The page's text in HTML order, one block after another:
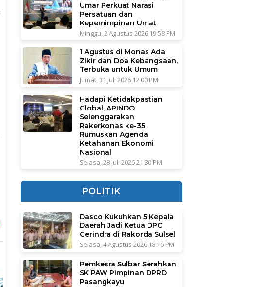
Umar Perkuat Narasi
Persatuan dan
Kepemimpinan Umat
Minggu, 2 Agustus 2026 19:58 PM
1 Agustus di Monas Ada
Zikir dan Doa Kebangsaan,
Terbuka untuk Umum
Jumat, 31 Juli 2026 12:00 PM
Hadapi Ketidakpastian
Global, APINDO
Selenggarakan
Rakerkonas ke-35
Rumuskan Agenda
Ketahanan Ekonomi
Nasional
Selasa, 28 Juli 2026 21:30 PM
POLITIK
Dasco Kukuhkan 5 Kepala
Daerah Jadi Ketua DPC
Gerindra di Rakorda Sulsel
Selasa, 4 Agustus 2026 18:16 PM
Pemkesra Sulbar Serahkan
SK PAW Pimpinan DPRD
Pasangkayu